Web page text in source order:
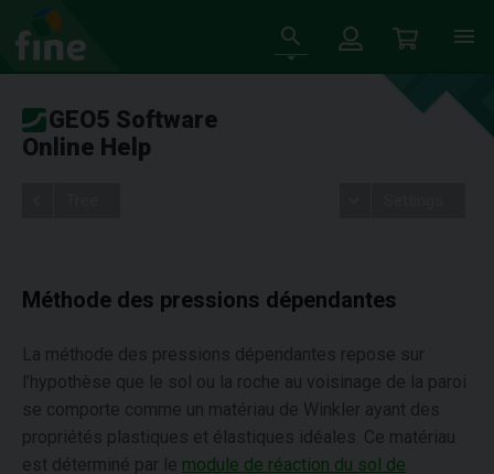
GEO5 Software
Online Help
Méthode des pressions dépendantes
La méthode des pressions dépendantes repose sur
l’hypothèse que le sol ou la roche au voisinage de la paroi
se comporte comme un matériau de Winkler ayant des
propriétés plastiques et élastiques idéales. Ce matériau
est déterminé par le module de réaction du sol de